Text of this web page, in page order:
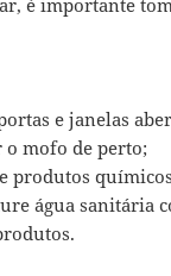
e janelas
mofo de perto;
produtos
água sanitária